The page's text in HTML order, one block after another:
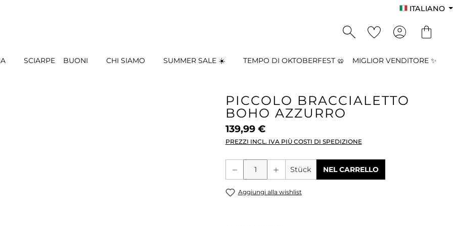
ITALIANO
SCIARPE BUONI CHI SIAMO SUMMER SALE ☀️ TEMPO DI OKTOBERFEST 🥨 MIGLIOR VENDITORE ✨
PICCOLO BRACCIALETTO
BOHO AZZURRO
139,99 €
PREZZI INCL. IVA PIÙ COSTI DI SPEDIZIONE
Quantità del prodotto: inserisci la
Stück NEL CARRELLO
Aggiungi alla wishlist